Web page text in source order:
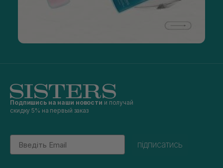
Подпишись на наши новости и получай
скидку 5% на первый заказ
Email
підписатись